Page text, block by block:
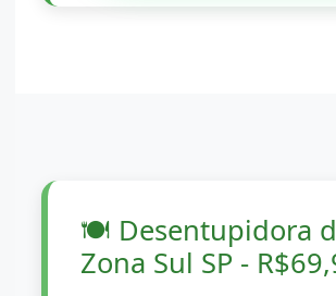
🍽️ Desentupidora
Zona Sul SP -